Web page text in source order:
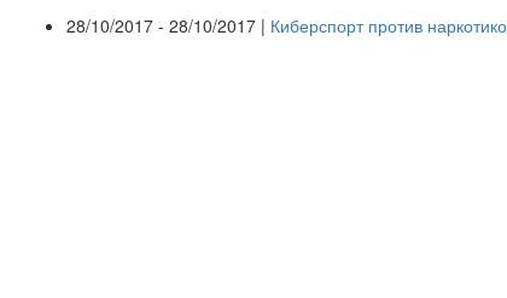
28/10/2017 - 28/10/2017 | Киберспорт против